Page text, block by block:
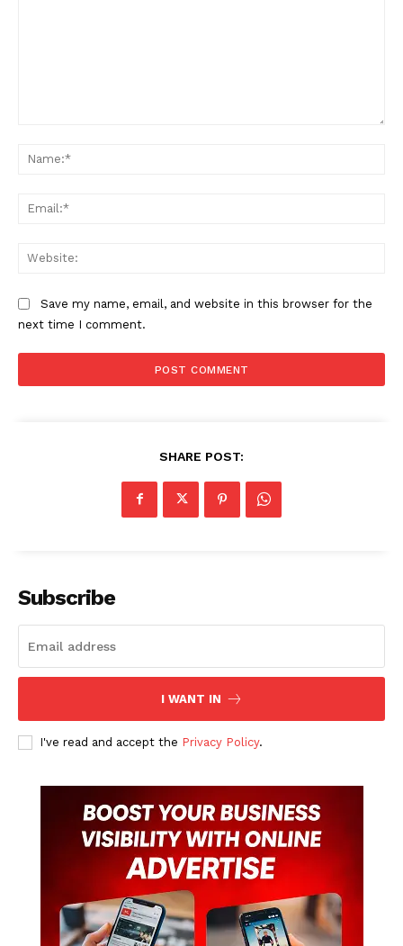
Save my name, email, and website in this browser for the
next time I comment.
SHARE POST:
Subscribe
I WANT IN
I've read and accept the Privacy Policy.